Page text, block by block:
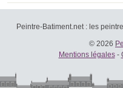
Peintre-Batiment.net : les
© 2026
Mentions légales-